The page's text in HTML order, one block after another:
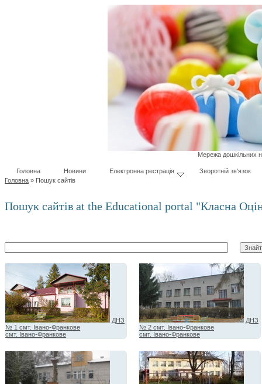
Мережа дошкільних
Головна Новини Електронна рестрація
Зворотній зв'язок
Головна » Пошук сайтів
Пошук сайтів at the Educational portal "Класна
ДНЗ
№ 1 смт. Івано-Франкове
смт. Івано-Франкове
ДНЗ
№ 2 смт. Івано-Франкове
смт. Івано-Франкове